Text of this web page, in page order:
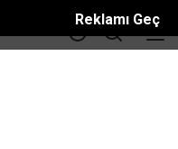
Reklamı Geç